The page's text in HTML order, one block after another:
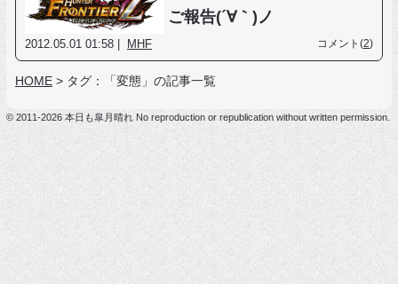
ご報告(´∀｀)ノ
2012.05.01 01:58 | MHF コメント(2)
HOME > タグ：「変態」の記事一覧
© 2011-2026 本日も皐月晴れ No reproduction or republication without written permission.